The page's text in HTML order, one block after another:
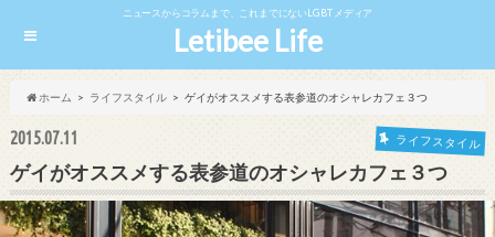
ニュースからコラムまで、これまでにないLGBTメディア
Letibee Life
ホーム ライフスタイル ゲイがオススメする表参道のオシャレカフェ３つ
2015.07.11 ライフスタイル
ゲイがオススメする表参道のオシャレカフェ３つ